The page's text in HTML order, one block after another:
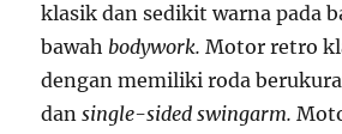
klasik dan sedikit warna pada
bawah bodywork.Motor retro
dengan memiliki roda
dansingle-sided swingarm.